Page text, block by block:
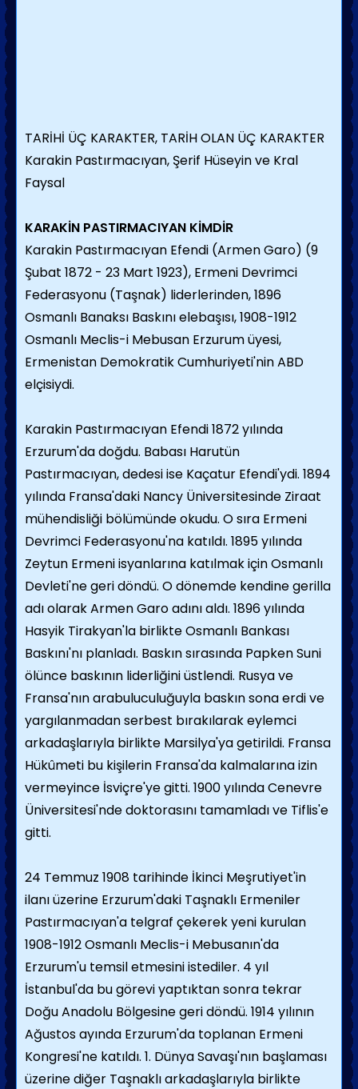
TARİHİ ÜÇ KARAKTER, TARİH OLAN ÜÇ KARAKTER
Karakin Pastırmacıyan, Şerif Hüseyin ve Kral
Faysal
KARAKİN PASTIRMACIYAN KİMDİR
Karakin Pastırmacıyan Efendi (Armen Garo) (9
Şubat 1872 - 23 Mart 1923), Ermeni Devrimci
Federasyonu (Taşnak) liderlerinden, 1896
Osmanlı Banaksı Baskını elebaşısı, 1908-1912
Osmanlı Meclis-i Mebusan Erzurum üyesi,
Ermenistan Demokratik Cumhuriyeti'nin ABD
elçisiydi.
Karakin Pastırmacıyan Efendi 1872 yılında
Erzurum'da doğdu. Babası Harutün
Pastırmacıyan, dedesi ise Kaçatur Efendi'ydi. 1894
yılında Fransa'daki Nancy Üniversitesinde Ziraat
mühendisliği bölümünde okudu. O sıra Ermeni
Devrimci Federasyonu'na katıldı. 1895 yılında
Zeytun Ermeni isyanlarına katılmak için Osmanlı
Devleti'ne geri döndü. O dönemde kendine gerilla
adı olarak Armen Garo adını aldı. 1896 yılında
Hasyik Tirakyan'la birlikte Osmanlı Bankası
Baskını'nı planladı. Baskın sırasında Papken Suni
ölünce baskının liderliğini üstlendi. Rusya ve
Fransa'nın arabuluculuğuyla baskın sona erdi ve
yargılanmadan serbest bırakılarak eylemci
arkadaşlarıyla birlikte Marsilya'ya getirildi. Fransa
Hükûmeti bu kişilerin Fransa'da kalmalarına izin
vermeyince İsviçre'ye gitti. 1900 yılında Cenevre
Üniversitesi'nde doktorasını tamamladı ve Tiflis'e
gitti.
24 Temmuz 1908 tarihinde İkinci Meşrutiyet'in
ilanı üzerine Erzurum'daki Taşnaklı Ermeniler
Pastırmacıyan'a telgraf çekerek yeni kurulan
1908-1912 Osmanlı Meclis-i Mebusanın'da
Erzurum'u temsil etmesini istediler. 4 yıl
İstanbul'da bu görevi yaptıktan sonra tekrar
Doğu Anadolu Bölgesine geri döndü. 1914 yılının
Ağustos ayında Erzurum'da toplanan Ermeni
Kongresi'ne katıldı. 1. Dünya Savaşı'nın başlaması
üzerine diğer Taşnaklı arkadaşlarıyla birlikte